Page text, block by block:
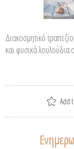
Διακοσμητικό
και φυσικά λουλούδια